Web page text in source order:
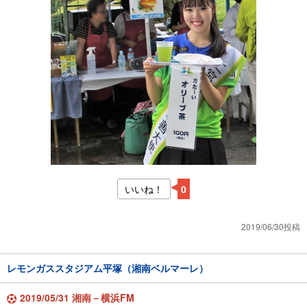
いいね！ 0
2019/06/30投稿
レモンガススタジアム平塚（湘南ベルマーレ）
2019/05/31 湘南－横浜FM